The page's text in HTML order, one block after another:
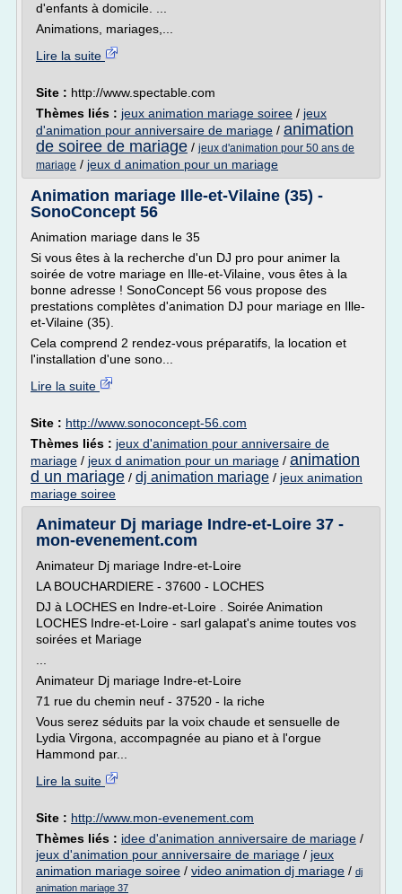
d'enfants à domicile. ...
Animations, mariages,...
Lire la suite
Site : http://www.spectable.com
Thèmes liés : jeux animation mariage soiree / jeux
d'animation pour anniversaire de mariage / animation
de soiree de mariage / jeux d'animation pour 50 ans de
mariage / jeux d animation pour un mariage
Animation mariage Ille-et-Vilaine (35) -
SonoConcept 56
Animation mariage dans le 35
Si vous êtes à la recherche d'un DJ pro pour animer la
soirée de votre mariage en Ille-et-Vilaine, vous êtes à la
bonne adresse ! SonoConcept 56 vous propose des
prestations complètes d'animation DJ pour mariage en Ille-
et-Vilaine (35).
Cela comprend 2 rendez-vous préparatifs, la location et
l'installation d'une sono...
Lire la suite
Site : http://www.sonoconcept-56.com
Thèmes liés : jeux d'animation pour anniversaire de
mariage / jeux d animation pour un mariage / animation
d un mariage / dj animation mariage / jeux animation
mariage soiree
Animateur Dj mariage Indre-et-Loire 37 -
mon-evenement.com
Animateur Dj mariage Indre-et-Loire
LA BOUCHARDIERE - 37600 - LOCHES
DJ à LOCHES en Indre-et-Loire . Soirée Animation
LOCHES Indre-et-Loire - sarl galapat's anime toutes vos
soirées et Mariage
Animateur Dj mariage Indre-et-Loire
71 rue du chemin neuf - 37520 - la riche
Vous serez séduits par la voix chaude et sensuelle de
Lydia Virgona, accompagnée au piano et à l'orgue
Hammond par...
Lire la suite
Site : http://www.mon-evenement.com
Thèmes liés : idee d'animation anniversaire de mariage /
jeux d'animation pour anniversaire de mariage / jeux
animation mariage soiree / video animation dj mariage / dj
animation mariage 37